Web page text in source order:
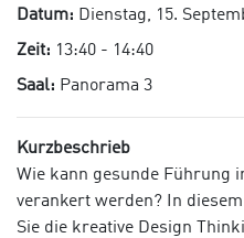
Datum: Dienstag, 15.
Zeit: 13:40 - 14:40
Saal: Panorama 3
Kurzbeschrieb
Wie kann gesunde Führung
verankert werden? In
Sie die kreative Design